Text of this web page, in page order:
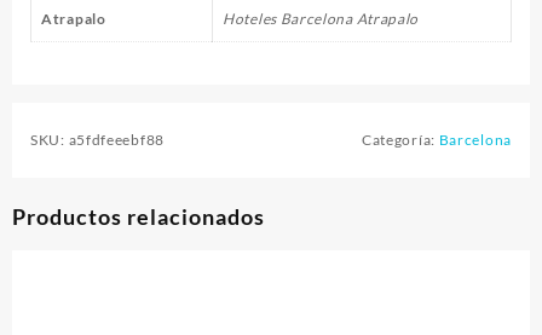
Atrapalo Hoteles Barcelona Atrapalo
SKU: a5fdfeeebf88 Categoría: Barcelona
Productos relacionados